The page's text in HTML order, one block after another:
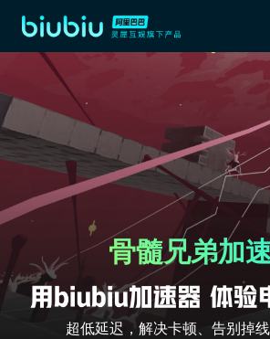
骨髓兄弟加
超低延迟，解决卡顿、告别掉